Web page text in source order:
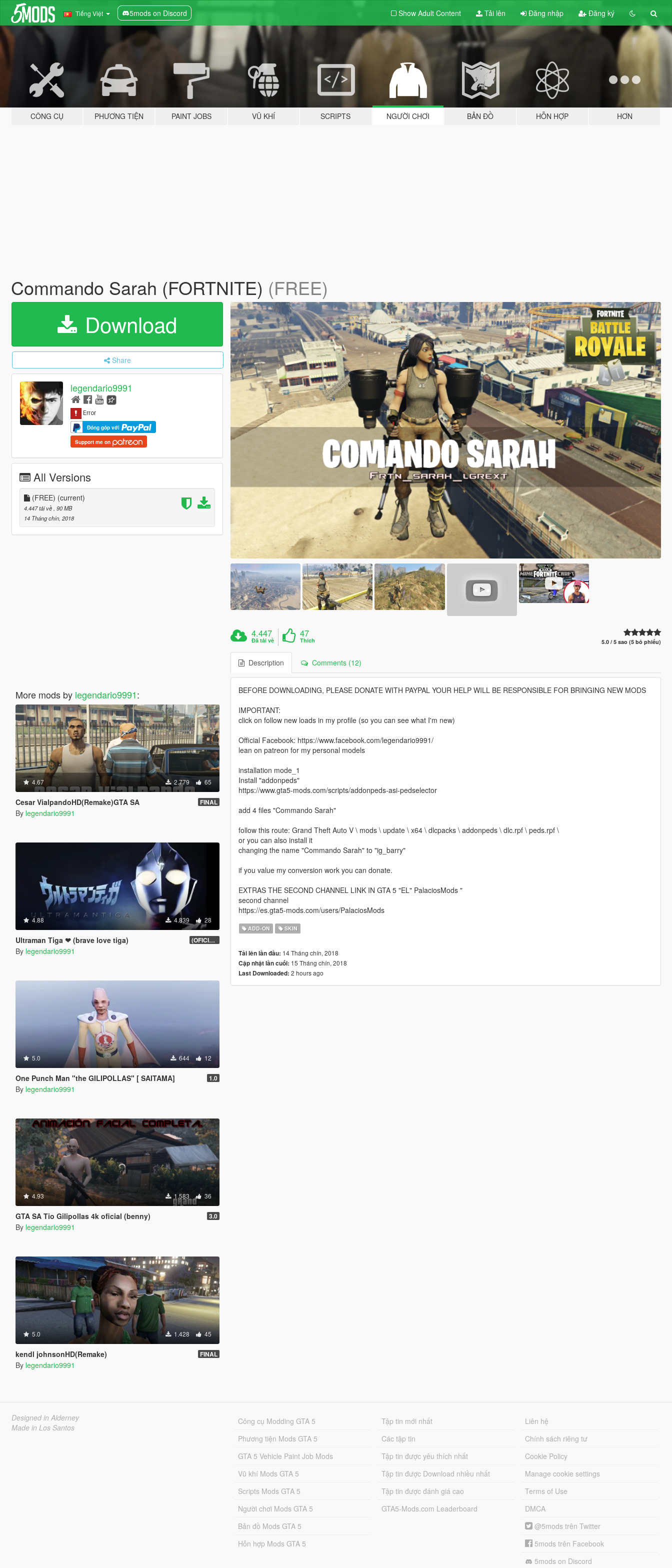
Tiếng Việt 5mods on Discord Show Adult Content Tải lên Đăng nhập Đăng ký
CÔNG CỤ PHƯƠNG TIỆN PAINT JOBS VŨ KHÍ SCRIPTS NGƯỜI CHƠI BẢN ĐỒ HỖN HỢP HƠN
Commando Sarah (FORTNITE) (FREE)
Download
Share
legendario9991
Đóng góp với
Support me on
All Versions
(FREE) (current)
4.447 tải về , 90 MB
14 Tháng chín, 2018
More mods by legendario9991:
4.67 2.779 65
Cesar VialpandoHD(Remake)GTA SA FINAL
By legendario9991
4.88 4.839 28
Ultraman Tiga ❤ (brave love tiga) (OFICIAL)2
By legendario9991
5.0 644 12
One Punch Man "the GILIPOLLAS" [ SAITAMA] 1.0
By legendario9991
4.93 1.583 36
GTA SA Tio Gilipollas 4k oficial (benny) 3.0
By legendario9991
5.0 1.428 45
kendl johnsonHD(Remake) FINAL
By legendario9991
4.447
Đã tải về
47
Thích 5.0 / 5 sao (5 bỏ phiếu)
Description Comments (12)
BEFORE DOWNLOADING, PLEASE DONATE WITH PAYPAL YOUR HELP WILL BE RESPONSIBLE FOR BRINGING NEW MODS
IMPORTANT:
click on follow new loads in my profile (so you can see what I'm new)
Official Facebook: https://www.facebook.com/legendario9991/
lean on patreon for my personal models
installation mode_1
Install "addonpeds"
https://www.gta5-mods.com/scripts/addonpeds-asi-pedselector
add 4 files "Commando Sarah"
follow this route: Grand Theft Auto V \ mods \ update \ x64 \ dlcpacks \ addonpeds \ dlc.rpf \ peds.rpf \
or you can also install it
changing the name "Commando Sarah" to "ig_barry"
if you value my conversion work you can donate.
EXTRAS THE SECOND CHANNEL LINK IN GTA 5 "EL" PalaciosMods "
second channel
https://es.gta5-mods.com/users/PalaciosMods
ADD-ON SKIN
Tải lên lần đầu: 14 Tháng chín, 2018
Cập nhật lần cuối: 15 Tháng chín, 2018
Last Downloaded: 2 hours ago
Designed in Alderney
Made in Los Santos
Công cụ Modding GTA 5
Phương tiện Mods GTA 5
GTA 5 Vehicle Paint Job Mods
Vũ khí Mods GTA 5
Scripts Mods GTA 5
Người chơi Mods GTA 5
Bản đồ Mods GTA 5
Hỗn hợp Mods GTA 5
Tập tin mới nhất
Các tập tin
Tập tin được yêu thích nhất
Tập tin được Download nhiều nhất
Tập tin được đánh giá cao
GTA5-Mods.com Leaderboard
Liên hệ
Chính sách riêng tư
Cookie Policy
Manage cookie settings
Terms of Use
DMCA
@5mods trên Twitter
5mods trên Facebook
5mods on Discord